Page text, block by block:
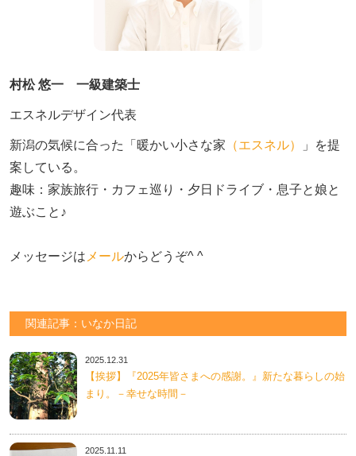
村松 悠一 一級建築士
エスネルデザイン代表
新潟の気候に合った「暖かい小さな家 （エスネル）
」を提
案している。
趣味：家族旅行・カフェ巡り・夕日ドライブ・息子と娘と
遊ぶこと♪
メッセージは メールからどうぞ^ ^
関連記事：いなか日記
2025.12.31
【挨拶】『2025年皆さまへの感謝。』新たな暮らしの始
まり。－幸せな時間－
2025.11.11